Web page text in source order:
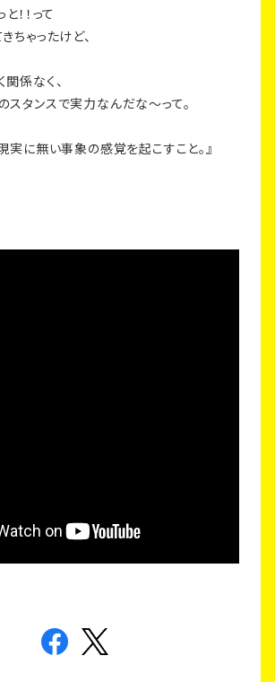
！！って
ちゃったけど、
係なく、
スタンスで実力なんだな〜って。
実に無い事象の感覚を起こすこと。』